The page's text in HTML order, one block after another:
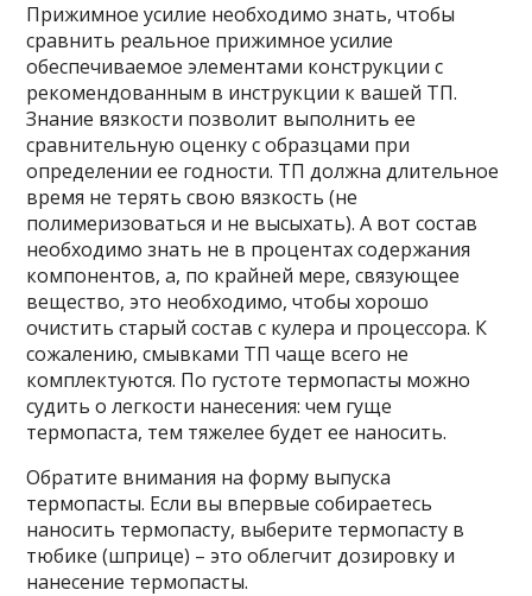
Прижимное усилие необходимо знать, чтобы
сравнить реальное прижимное усилие
обеспечиваемое элементами конструкции с
рекомендованным в инструкции к вашей ТП.
Знание вязкости позволит выполнить ее
сравнительную оценку с образцами при
определении ее годности. ТП должна длительное
время не терять свою вязкость (не
полимеризоваться и не высыхать). А вот состав
необходимо знать не в процентах содержания
компонентов, а, по крайней мере, связующее
вещество, это необходимо, чтобы хорошо
очистить старый состав с кулера и процессора. К
сожалению, смывками ТП чаще всего не
комплектуются. По густоте термопасты можно
судить о легкости нанесения: чем гуще
термопаста, тем тяжелее будет ее наносить.
Обратите внимания на форму выпуска
термопасты. Если вы впервые собираетесь
наносить термопасту, выберите термопасту в
тюбике (шприце) – это облегчит дозировку и
нанесение термопасты.